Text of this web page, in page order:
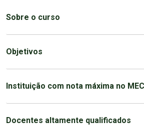
Sobre o curso
Objetivos
Instituição com nota máxima no MEC
Docentes altamente qualificados